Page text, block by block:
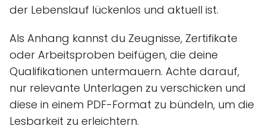
der Lebenslauf lückenlos und aktuell ist.
Als Anhang kannst du Zeugnisse, Zertifikate
oder Arbeitsproben beifügen, die deine
Qualifikationen untermauern. Achte darauf,
nur relevante Unterlagen zu verschicken und
diese in einem PDF-Format zu bündeln, um die
Lesbarkeit zu erleichtern.